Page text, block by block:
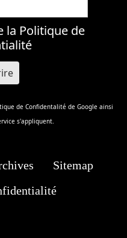
la Politique de
de Confidentalité de Google ainsi
s'appliquent.
Sitemap